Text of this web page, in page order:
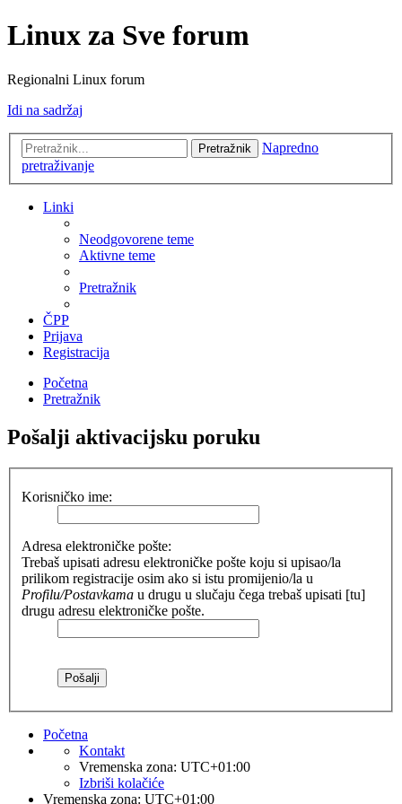
Linux za Sve forum
Regionalni Linux forum
Idi na sadržaj
Pretražnik
Napredno
pretraživanje
Linki
Neodgovorene teme
Aktivne teme
Pretražnik
ČPP
Prijava
Registracija
Početna
Pretražnik
Pošalji aktivacijsku poruku
Korisničko ime:
Adresa elektroničke pošte:
Trebaš upisati adresu elektroničke pošte koju si upisao/la
prilikom registracije osim ako si istu promijenio/la u
Profilu/Postavkama u drugu u slučaju čega trebaš upisati [tu]
drugu adresu elektroničke pošte.
Početna
Kontakt
Vremenska zona: UTC+01:00
Izbriši kolačiće
Vremenska zona: UTC+01:00